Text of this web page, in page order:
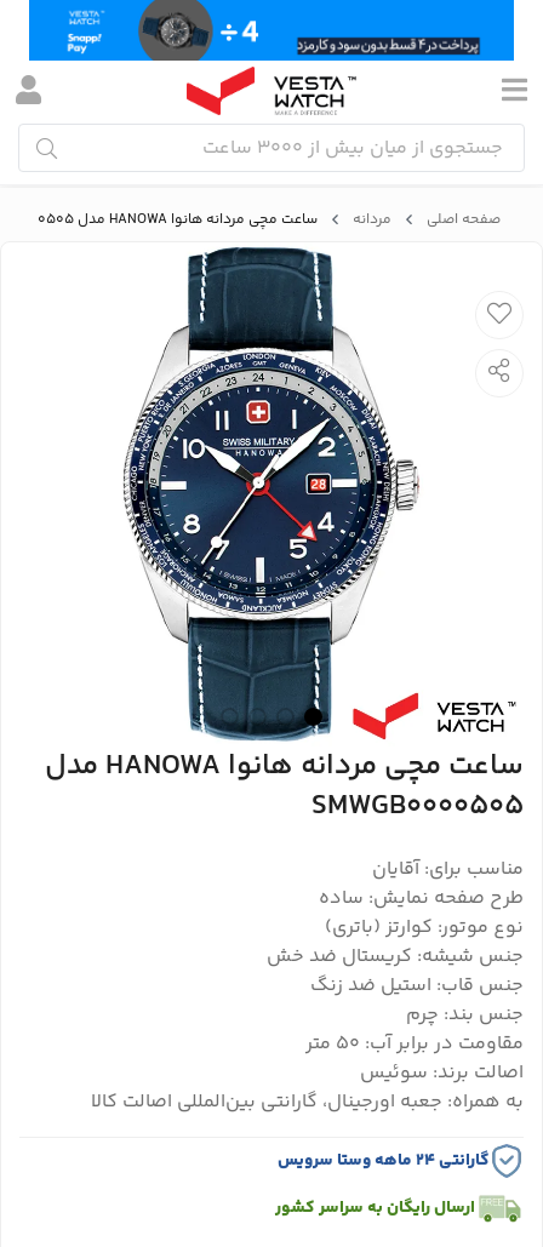
صفحه اصلی مردانه ساعت مچی مردانه هانوا HANOWA مدل SMWGB0000505
ساعت مچی مردانه هانوا HANOWA مدل
SMWGB0000505
مناسب برای: آقایان
طرح صفحه نمایش: ساده
نوع موتور: کوارتز (باتری)
جنس شیشه: کریستال ضد خش
جنس قاب: استیل ضد زنگ
جنس بند: چرم
مقاومت در برابر آب: 50 متر
اصالت برند: سوئیس
به همراه: جعبه اورجینال، گارانتی بین‌المللی اصالت کالا
گارانتی ۲۴ ماهه وستا سرویس
ارسال رایگان به سراسر کشور